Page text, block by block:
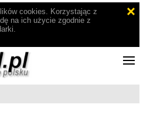
cookies. Korzystając z
na ich użycie zgodnie z